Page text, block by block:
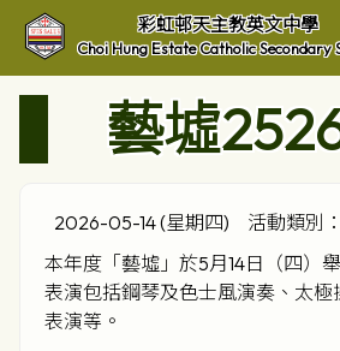
彩虹邨天主教英文中學
Choi Hung Estate Catholic Secondary
藝墟
2026-05-14 (星期四) 活動類別
本年度「藝墟」於5月14日（四）
表演包括鋼琴及色士風演奏、太極
表演等。